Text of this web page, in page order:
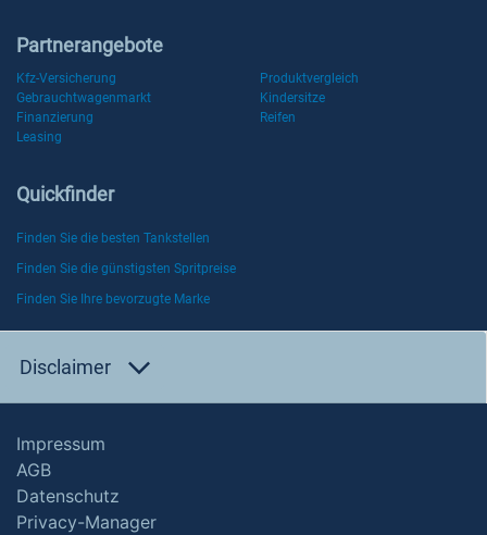
Partnerangebote
Kfz-Versicherung
Produktvergleich
Gebrauchtwagenmarkt
Kindersitze
Finanzierung
Reifen
Leasing
Quickfinder
Finden Sie die besten Tankstellen
Finden Sie die günstigsten Spritpreise
Finden Sie Ihre bevorzugte Marke
Disclaimer
Impressum
AGB
Datenschutz
Privacy-Manager